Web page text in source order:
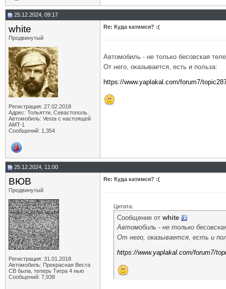
25.12.2024, 09:17
white
Продвинутый
Регистрация: 27.02.2018
Адрес: Тольятти, Севастополь.
Автомобиль: Vesta с настоящей
AMT-1
Сообщений: 1,354
Re: Куда катимся? :(
Автомобиль - не только бесовская
От него, оказывается, есть и польза:
https://www.yaplakal.com/forum7/
25.12.2024, 11:00
ВЮВ
Продвинутый
Регистрация: 31.01.2018
Автомобиль: Прекрасная Веста
СВ была, теперь Тигра 4 нью
Сообщений: 7,938
Re: Куда катимся? :(
Цитата:
Сообщение от white
Автомобиль - не только
От него, оказывается, есть и
https://www.yaplakal.com/forum7/